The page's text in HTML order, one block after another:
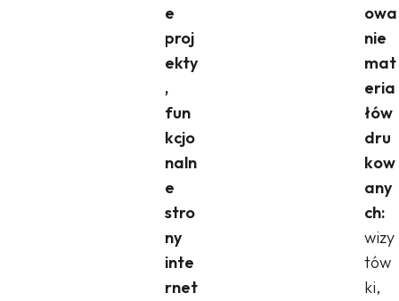
e
proj
ekty
,
fun
kcjo
naln
e
stro
ny
inte
rnet
owa
nie
mat
eria
łów
dru
kow
any
ch:
wizy
tów
ki,